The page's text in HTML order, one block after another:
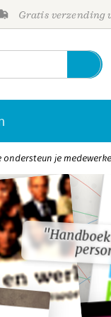
Gratis verzending
je